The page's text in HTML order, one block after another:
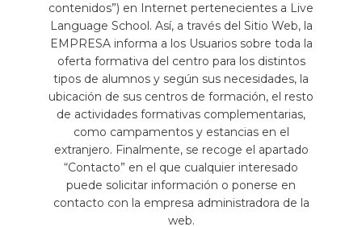
contenidos”) en Internet pertenecientes a Live
Language School. Así, a través del Sitio Web, la
EMPRESA informa a los Usuarios sobre toda la
oferta formativa del centro para los distintos
tipos de alumnos y según sus necesidades, la
ubicación de sus centros de formación, el resto
de actividades formativas complementarias,
como campamentos y estancias en el
extranjero. Finalmente, se recoge el apartado
“Contacto” en el que cualquier interesado
puede solicitar información o ponerse en
contacto con la empresa administradora de la
web.